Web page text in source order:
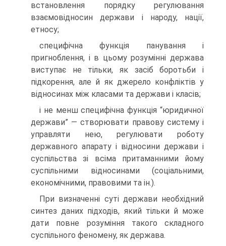
встановлення порядку регулювання
взаємовідносин держави і народу, нації,
етносу;
специфічна функція панування і
пригноблення, і в цьому розумінні держава
виступає не тільки, як засіб боротьби і
підкорення, але й як джерело конфліктів у
відносинах між класами та держави і класів;
і не менш специфічна функція “юридичної
держави” — створювати правову систему і
управляти нею, регулювати роботу
державного апарату і відносини держави і
суспільства зі всіма притаманними йому
суспільними відносинами (соціальними,
економічними, правовими та ін.).
При визначенні суті держави необхідний
синтез даних підходів, який тільки й може
дати повне розуміння такого складного
суспільного феномену, як держава.